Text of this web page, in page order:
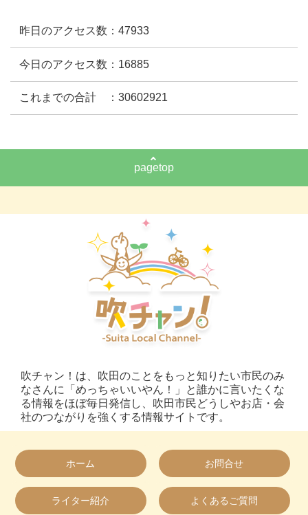
昨日のアクセス数：47933
今日のアクセス数：16885
これまでの合計 ：30602921
pagetop
吹チャン！は、吹田のことをもっと知りたい市民のみ
なさんに「めっちゃいいやん！」と誰かに言いたくな
る情報をほぼ毎日発信し、吹田市民どうしやお店・会
社のつながりを強くする情報サイトです。
ホーム お問合せ
ライター紹介 よくあるご質問